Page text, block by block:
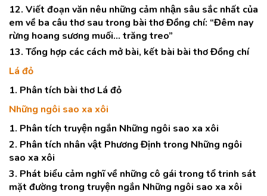
12. Viết đoạn văn nêu những cảm nhận sâu sắc nhất của
em về ba câu thơ sau trong bài thơ Đồng chí: “Đêm nay
rừng hoang sương muối… trăng treo”
13. Tổng hợp các cách mở bài, kết bài bài thơ Đồng chí
Lá đỏ
1. Phân tích bài thơ Lá đỏ
Những ngôi sao xa xôi
1. Phân tích truyện ngắn Những ngôi sao xa xôi
2. Phân tích nhân vật Phương Định trong Những ngôi
sao xa xôi
3. Phát biểu cảm nghĩ về những cô gái trong tổ trinh sát
mặt đường trong truyện ngắn Những ngôi sao xa xôi